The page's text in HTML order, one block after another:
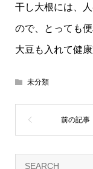
干し大根には、
ので、とっても
大豆も入れて健
未分類